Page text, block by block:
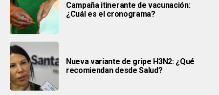
Campaña itinerante de vacunación:
¿Cuál es el cronograma?
Nueva variante de gripe H3N2: ¿Qué
recomiendan desde Salud?